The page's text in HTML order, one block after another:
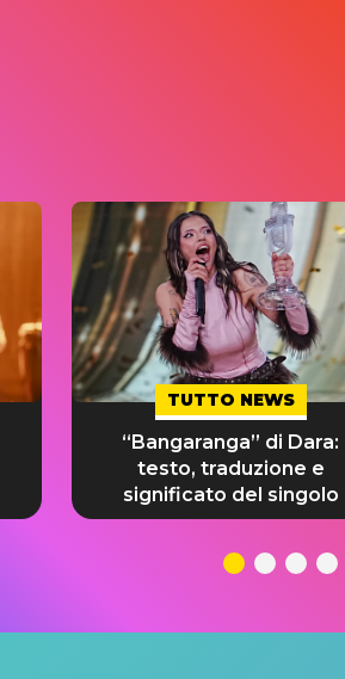
TUTTO NEWS
“Bangaranga” di Dara:
testo, traduzione e
significato del singolo